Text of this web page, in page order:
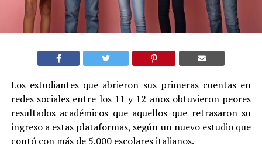
Los estudiantes que abrieron sus primeras cuentas en
redes sociales entre los 11 y 12 años obtuvieron peores
resultados académicos que aquellos que retrasaron su
ingreso a estas plataformas, según un nuevo estudio que
contó con más de 5.000 escolares italianos.